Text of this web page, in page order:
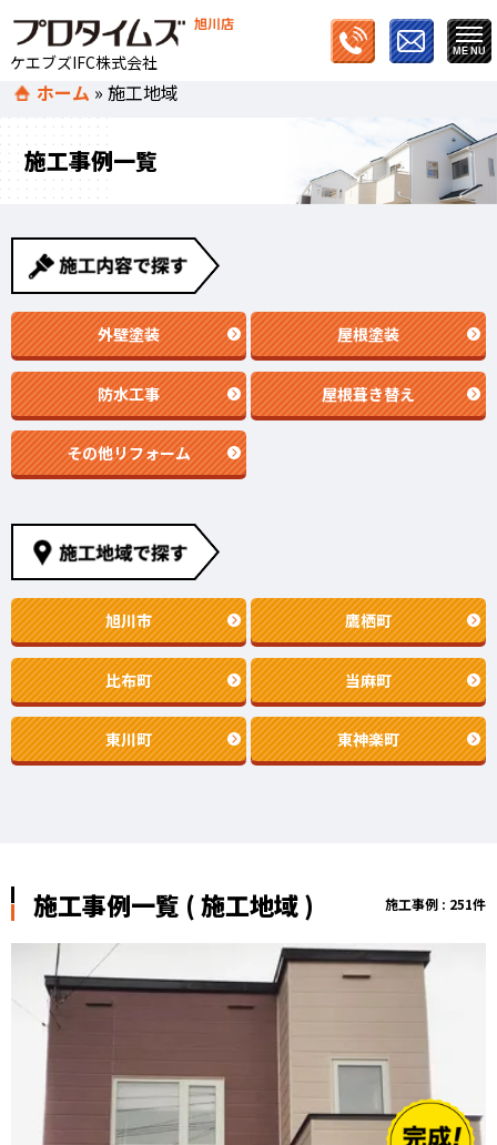
旭川店
ケエブズIFC株式会社
ホーム »施工地域
施工事例一覧
外壁塗装 屋根塗装
防水工事 屋根葺き替え
その他リフォーム
旭川市 鷹栖町
比布町 当麻町
東川町 東神楽町
施工事例一覧 ( 施工地域 ) 施工事例 : 251件